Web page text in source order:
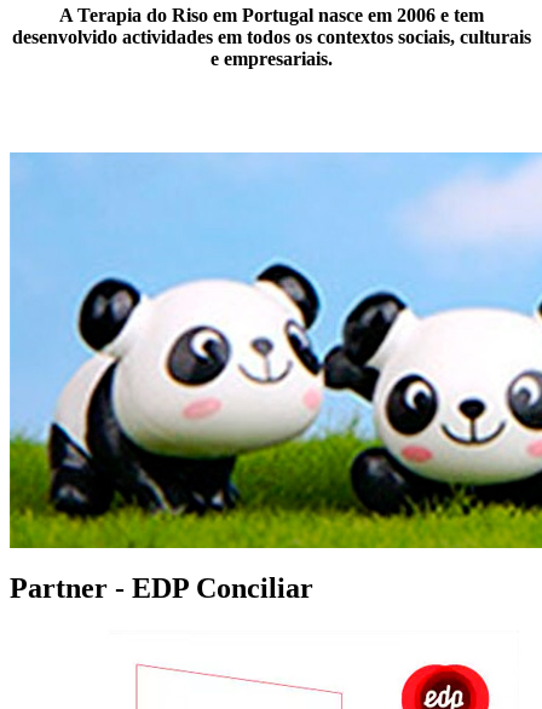
A Terapia do Riso em Portugal nasce em 2006 e tem
desenvolvido actividades em todos os contextos sociais, culturais
e empresariais.
Partner - EDP Conciliar